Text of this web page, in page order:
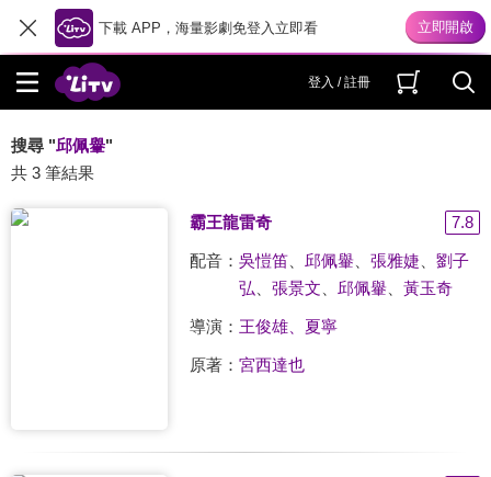
下載 APP，海量影劇免登入立即看
登入 / 註冊
搜尋 "邱佩轝"
共 3 筆結果
霸王龍雷奇 7.8
配音： 吳愷笛、 邱佩轝、 張雅婕
劉子
弘
張景文 邱佩轝、 黃玉奇
導演： 王俊雄、夏寧
原著： 宮西達也